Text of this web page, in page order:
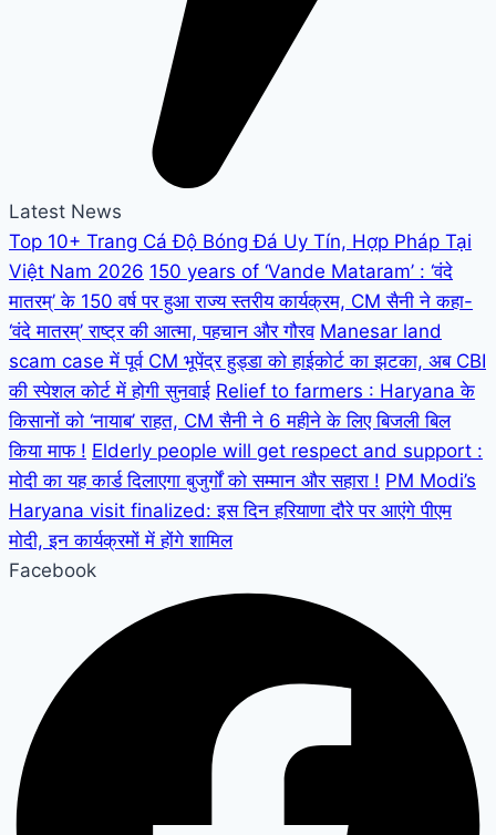
Latest News
Top 10+ Trang Cá Độ Bóng Đá Uy Tín, Hợp Pháp Tại
Việt Nam 2026 150 years of ‘Vande Mataram’ : ‘वंदे
मातरम्’ के 150 वर्ष पर हुआ राज्य स्तरीय कार्यक्रम, CM सैनी ने कहा-
‘वंदे मातरम्’ राष्ट्र की आत्मा, पहचान और गौरव Manesar land
scam case में पूर्व CM भूपेंद्र हुड्डा को हाईकोर्ट का झटका, अब CBI
की स्पेशल कोर्ट में होगी सुनवाई Relief to farmers : Haryana के
किसानों को ‘नायाब’ राहत, CM सैनी ने 6 महीने के लिए बिजली बिल
किया माफ ! Elderly people will get respect and support :
मोदी का यह कार्ड दिलाएगा बुजुर्गों को सम्मान और सहारा ! PM Modi’s
Haryana visit finalized: इस दिन हरियाणा दौरे पर आएंगे पीएम
मोदी, इन कार्यक्रमों में होंगे शामिल
Facebook